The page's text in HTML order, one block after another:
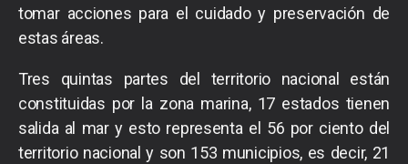
tomar acciones para el cuidado y preservación de
estas áreas.
Tres quintas partes del territorio nacional están
constituidas por la zona marina, 17 estados tienen
salida al mar y esto representa el 56 por ciento del
territorio nacional y son 153 municipios, es decir, 21